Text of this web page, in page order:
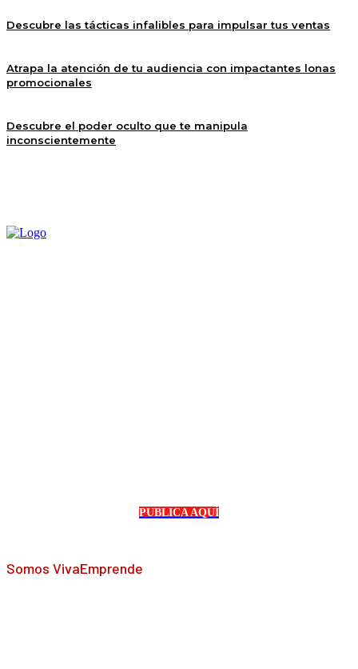
Descubre las tácticas infalibles para impulsar tus ventas
Atrapa la atención de tu audiencia con impactantes lonas
promocionales
Descubre el poder oculto que te manipula
inconscientemente
PUBLICA AQUÍ
Somos VivaEmprende